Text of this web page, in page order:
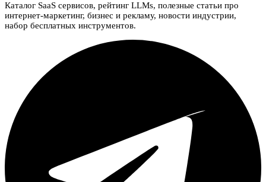
Каталог SaaS сервисов, рейтинг LLMs, полезные статьи про
интернет-маркетинг, бизнес и рекламу, новости индустрии,
набор бесплатных инструментов.